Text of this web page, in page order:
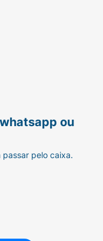
ou
passar pelo caixa.